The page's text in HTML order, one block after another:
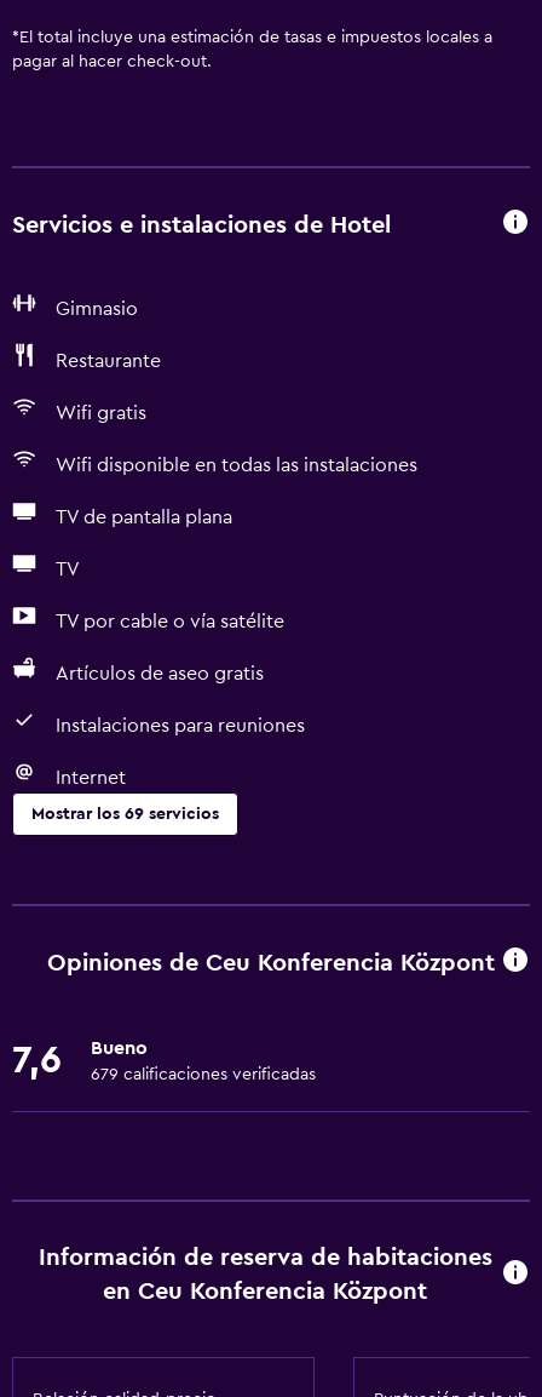
* El total incluye una estimación de tasas e impuestos locales a
pagar al hacer check-out.
Servicios e instalaciones de Hotel
Gimnasio
Restaurante
Wifi gratis
Wifi disponible en todas las instalaciones
TV de pantalla plana
TV
TV por cable o vía satélite
Artículos de aseo gratis
Instalaciones para reuniones
Internet
Mostrar los 69 servicios
Wifi gratis
Toallas
Calefacción
Gel de ducha
Opiniones de Ceu Konferencia Központ
7,6 Bueno
679 calificaciones verificadas
Información de reserva de habitaciones
en Ceu Konferencia Központ